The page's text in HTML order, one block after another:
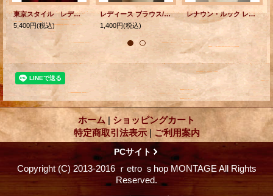
東京スタイル レディース スーツ（ツーピース） レッド 細身Sサイズ ジャケット：肩幅38×丈61(cm) スカート：W65×丈67(cm)
5,400円(税込)
レディース ブラウス/長袖シャツ 白馬＆鎖柄 赤 size: 9号
1,400円(税込)
レナウン・ルック レディース ブラウス/シャツ 7号 DAVID WARREN EXCLUSIVELY TOKYU by RENOWN -LOOK W1-55 82
ホーム | ショッピングカート
特定商取引法表示 | ご利用案内
PCサイト
Copyright (C) 2013-2016 ｒetro ｓhop MONTAGE All Rights
Reserved.